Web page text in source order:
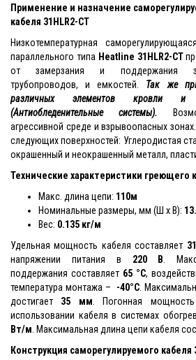
Применение и назначение
кабеля 31HLR2-CT
Низкотемпературная
параллельного типа Heatline 31HLR2-CT
от замерзания и поддержания
трубопроводов, и емкостей. Так же
различных элементов кровли и
(Антиобледенительные системы).
агрессивной среде и взрывоопасных
следующих поверхностей: Углеродистая
окрашенный и неокрашенный металл,
Технические характеристики греющего
Макс. длина цепи: 110м
Номинальные размеры, мм (Ш x В):
Вес: 0.135 кг/м
Удельная мощность кабеля составляет
напряжении питания в 220 В .
поддержания составляет 65 °С,
температура монтажа – -40°С .
достигает 35 мм . Погонная
использовании кабеля в системах
Вт/м . Максимальная длина цепи кабеля
Конструкция саморегулируемого кабеля